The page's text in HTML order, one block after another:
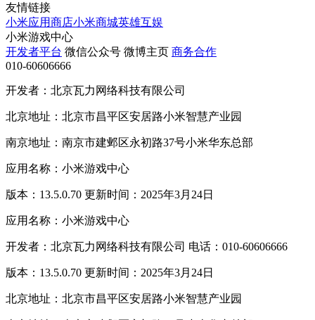
友情链接
小米应用商店小米商城英雄互娱
小米游戏中心
开发者平台 微信公众号 微博主页 商务合作
010-60606666
开发者：北京瓦力网络科技有限公司
北京地址：北京市昌平区安居路小米智慧产业园
南京地址：南京市建邺区永初路37号小米华东总部
应用名称：小米游戏中心
版本：13.5.0.70 更新时间：2025年3月24日
应用名称：小米游戏中心
开发者：北京瓦力网络科技有限公司 电话：010-60606666
版本：13.5.0.70 更新时间：2025年3月24日
北京地址：北京市昌平区安居路小米智慧产业园